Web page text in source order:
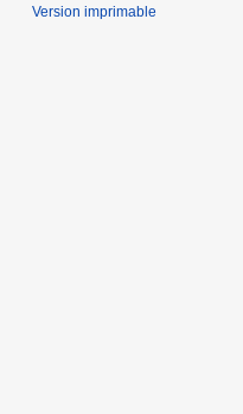
Version imprimable